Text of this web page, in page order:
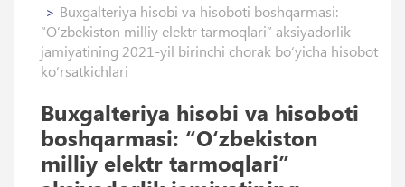
Buxgalteriya hisobi va hisoboti boshqarmasi:
“O‘zbekiston milliy elektr tarmoqlari” aksiyadorlik
jamiyatining 2021-yil birinchi chorak bo‘yicha hisobot
ko‘rsatkichlari
Buxgalteriya hisobi va hisoboti
boshqarmasi: “O‘zbekiston
milliy elektr tarmoqlari”